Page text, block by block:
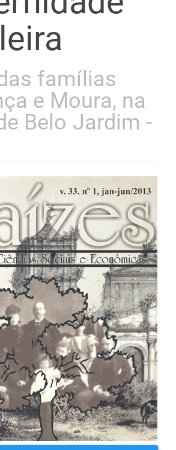
famílias
e Moura, na
Belo Jardim -